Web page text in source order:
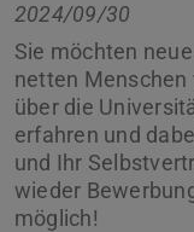
2024/09/30
Sie möchten
netten Menschen
über die
erfahren und
und Ihr
wieder
möglich!